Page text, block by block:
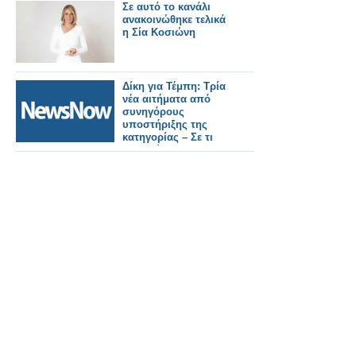
Σε αυτό το κανάλι
ανακοινώθηκε τελικά
η Σία Κοσιώνη
Δίκη για Τέμπη: Τρία
νέα αιτήματα από
συνηγόρους
υποστήριξης της
κατηγορίας – Σε τι
αφορούν.